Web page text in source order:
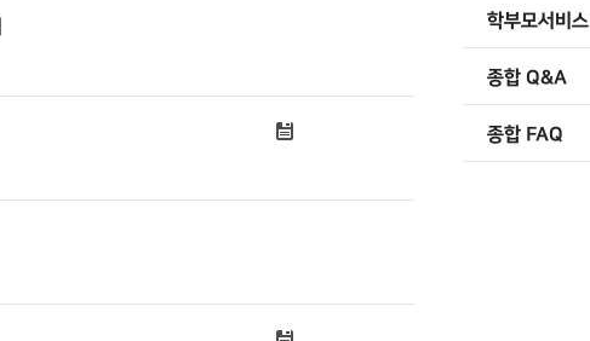
학부모서비스
종합 Q&A
종합 FAQ